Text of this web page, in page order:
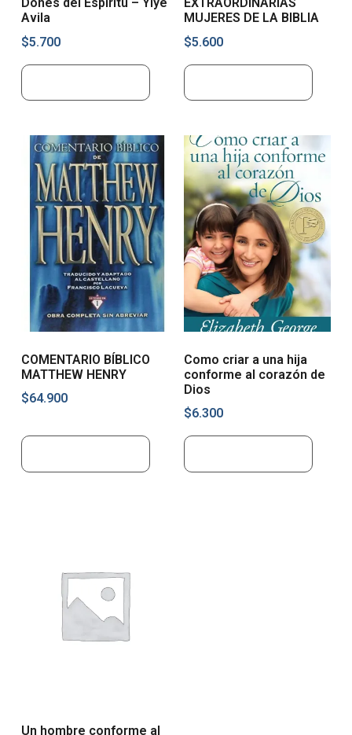
Avila
$5.700
MUJERES DE LA BIBLIA
$5.600
COMENTARIO BÍBLICO
MATTHEW HENRY
$64.900
Como criar a una hija
conforme al corazón de
Dios
$6.300
Un hombre conforme al